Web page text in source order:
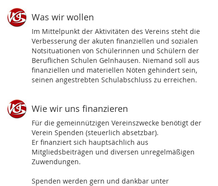
Was wir wollen
Im Mittelpunkt der Aktivitäten des Vereins steht die
Verbesserung der akuten finanziellen und sozialen
Notsituationen von Schülerinnen und Schülern der
Beruflichen Schulen Gelnhausen. Niemand soll aus
finanziellen und materiellen Nöten gehindert sein,
seinen angestrebten Schulabschluss zu erreichen.
Wie wir uns finanzieren
Für die gemeinnützigen Vereinszwecke benötigt der
Verein Spenden (steuerlich absetzbar).
Er finanziert sich hauptsächlich aus
Mitgliedsbeiträgen und diversen unregelmäßigen
Zuwendungen.
Spenden werden gern und dankbar unter